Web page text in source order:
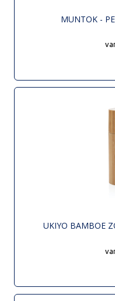
MUNTOK -
UKIYO BAMBOE